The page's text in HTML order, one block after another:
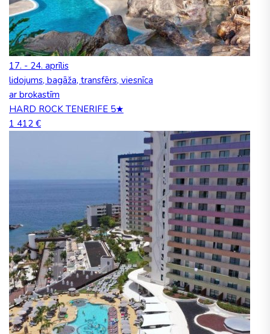
17. - 24. aprīlis
lidojums, bagāža, transfērs, viesnīca
ar brokastīm
HARD ROCK TENERIFE 5★
1 412 €